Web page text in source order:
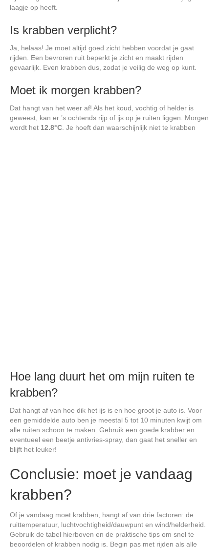
laagje op heeft.
Is krabben verplicht?
Ja, helaas! Je moet altijd goed zicht hebben voordat je gaat
rijden. Een bevroren ruit beperkt je zicht en maakt rijden
gevaarlijk. Even krabben dus, zodat je veilig de weg op kunt.
Moet ik morgen krabben?
Dat hangt van het weer af! Als het koud, vochtig of helder is
geweest, kan er ’s ochtends rijp of ijs op je ruiten liggen. Morgen
wordt het 12.8°C . Je hoeft dan waarschijnlijk niet te krabben
Hoe lang duurt het om mijn ruiten te
krabben?
Dat hangt af van hoe dik het ijs is en hoe groot je auto is. Voor
een gemiddelde auto ben je meestal 5 tot 10 minuten kwijt om
alle ruiten schoon te maken. Gebruik een goede krabber en
eventueel een beetje antivries-spray, dan gaat het sneller en
blijft het leuker!
Conclusie: moet je vandaag
krabben?
Of je vandaag moet krabben, hangt af van drie factoren: de
ruittemperatuur, luchtvochtigheid/dauwpunt en wind/helderheid.
Gebruik de tabel hierboven en de praktische tips om snel te
beoordelen of krabben nodig is. Begin pas met rijden als alle